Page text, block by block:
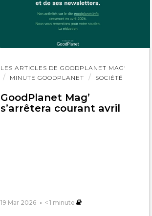
LES ARTICLES DE GOODPLANET MAG'
MINUTE GOODPLANET
SOCIÉTÉ
GoodPlanet Mag’
s’arrêtera courant avril
19 Mar 2026 < 1 minute
Lire
l'article